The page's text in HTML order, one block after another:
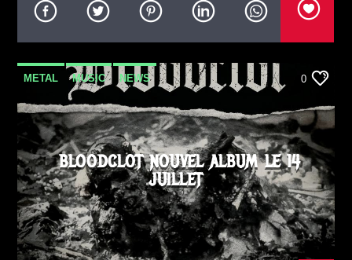
METAL MUSIC NEWS 0
BLOODCLOT NOUVEL ALBUM LE 14
JUILLET